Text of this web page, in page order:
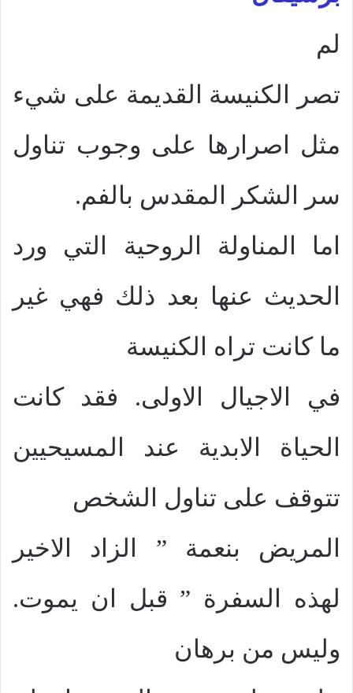
لم
تصر الكنيسة القديمة على شيء
مثل اصرارها على وجوب تناول
سر الشكر المقدس بالفم.
اما المناولة الروحية التي ورد
الحديث عنها بعد ذلك فهي غير
ما كانت تراه الكنيسة
في الاجيال الاولى. فقد كانت
الحياة الابدية عند المسيحيين
تتوقف على تناول الشخص
المريض بنعمة ” الزاد الاخير
لهذه السفرة ” قبل ان يموت.
وليس من برهان